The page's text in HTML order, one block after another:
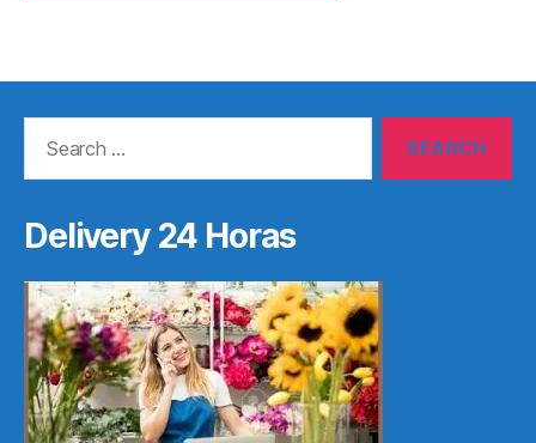
Delivery 24 Horas